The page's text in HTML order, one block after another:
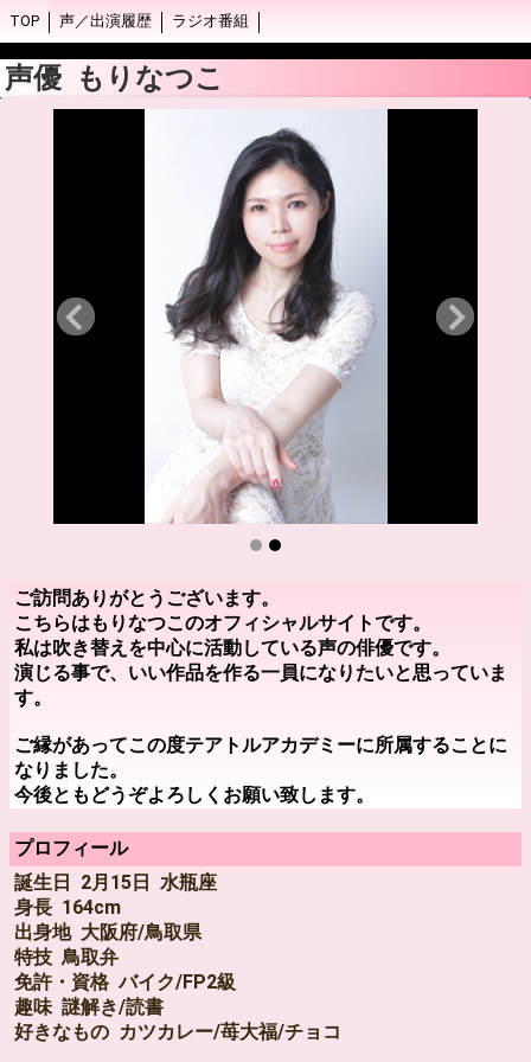
TOP 声／出演履歴 ラジオ番組
声優 もりなつこ
ご訪問ありがとうございます。
こちらはもりなつこのオフィシャルサイトです。
私は吹き替えを中心に活動している声の俳優です。
演じる事で、いい作品を作る一員になりたいと思っていま
す。
ご縁があってこの度テアトルアカデミーに所属することに
なりました。
今後ともどうぞよろしくお願い致します。
プロフィール
誕生日 2月15日 水瓶座
身長 164cm
出身地 大阪府/鳥取県
特技 鳥取弁
免許・資格 バイク/FP2級
趣味 謎解き/読書
好きなもの カツカレー/苺大福/チョコ